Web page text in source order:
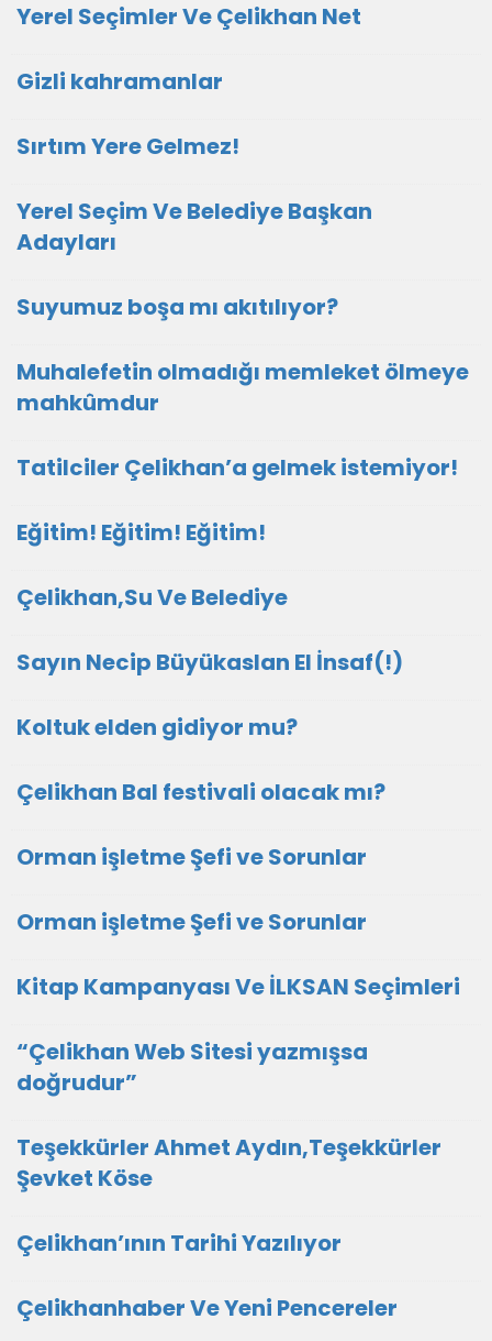
Yerel Seçimler Ve Çelikhan Net
Gizli kahramanlar
Sırtım Yere Gelmez!
Yerel Seçim Ve Belediye Başkan
Adayları
Suyumuz boşa mı akıtılıyor?
Muhalefetin olmadığı memleket ölmeye
mahkûmdur
Tatilciler Çelikhan’a gelmek istemiyor!
Eğitim! Eğitim! Eğitim!
Çelikhan,Su Ve Belediye
Sayın Necip Büyükaslan El İnsaf(!)
Koltuk elden gidiyor mu?
Çelikhan Bal festivali olacak mı?
Orman işletme Şefi ve Sorunlar
Orman işletme Şefi ve Sorunlar
Kitap Kampanyası Ve İLKSAN Seçimleri
“Çelikhan Web Sitesi yazmışsa
doğrudur”
Teşekkürler Ahmet Aydın,Teşekkürler
Şevket Köse
Çelikhan’ının Tarihi Yazılıyor
Çelikhanhaber Ve Yeni Pencereler